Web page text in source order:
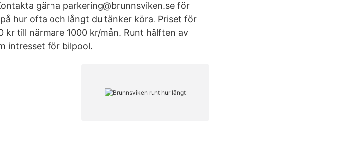
gärna parkering@brunnsviken.se för
hur ofta och långt du tänker köra. Priset för
kr till närmare 1000 kr/mån. Runt hälften av
intresset för bilpool.